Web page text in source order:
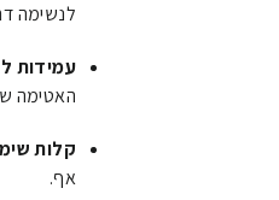
לנשימה
עמידות
האטימה
קלות
אף.